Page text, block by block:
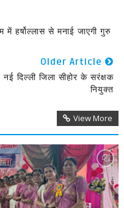
में हर्षोल्लास से मनाई जाएगी गुरु
Older Article
दिल्ली जिला सीहोर के सरंक्षक
नियुक्त
View More